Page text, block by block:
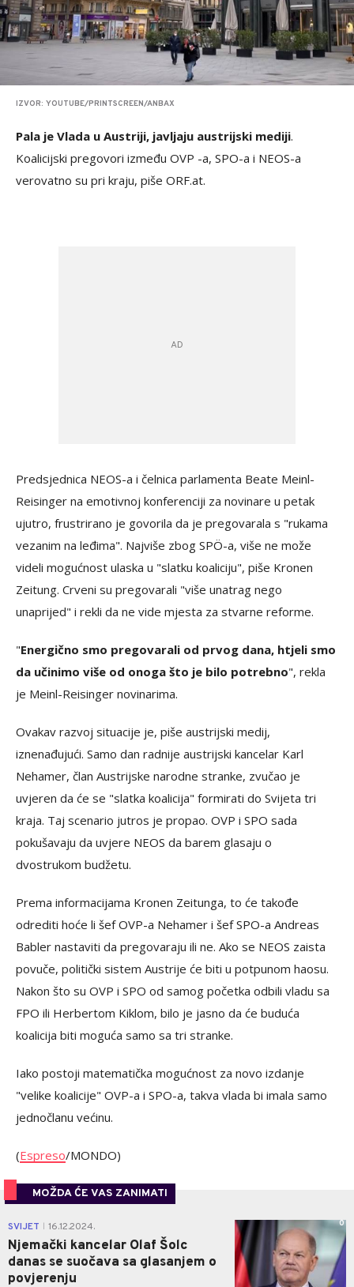
IZVOR: YOUTUBE/PRINTSCREEN/ANBAX
Pala je Vlada u Austriji, javljaju austrijski mediji.
Koalicijski pregovori između OVP -a, SPO-a i NEOS-a
verovatno su pri kraju, piše ORF.at.
Predsjednica NEOS-a i čelnica parlamenta Beate Meinl-
Reisinger na emotivnoj konferenciji za novinare u petak
ujutro, frustrirano je govorila da je pregovarala s "rukama
vezanim na leđima". Najviše zbog SPÖ-a, više ne može
videli mogućnost ulaska u "slatku koaliciju", piše Kronen
Zeitung. Crveni su pregovarali "više unatrag nego
unaprijed" i rekli da ne vide mjesta za stvarne reforme.
"Energično smo pregovarali od prvog dana, htjeli smo
da učinimo više od onoga što je bilo potrebno", rekla
je Meinl-Reisinger novinarima.
Ovakav razvoj situacije je, piše austrijski medij,
iznenađujući. Samo dan radnije austrijski kancelar Karl
Nehamer, član Austrijske narodne stranke, zvučao je
uvjeren da će se "slatka koalicija" formirati do Svijeta tri
kraja. Taj scenario jutros je propao. OVP i SPO sada
pokušavaju da uvjere NEOS da barem glasaju o
dvostrukom budžetu.
Prema informacijama Kronen Zeitunga, to će takođe
odrediti hoće li šef OVP-a Nehamer i šef SPO-a Andreas
Babler nastaviti da pregovaraju ili ne. Ako se NEOS zaista
povuče, politički sistem Austrije će biti u potpunom haosu.
Nakon što su OVP i SPO od samog početka odbili vladu sa
FPO ili Herbertom Kiklom, bilo je jasno da će buduća
koalicija biti moguća samo sa tri stranke.
Iako postoji matematička mogućnost za novo izdanje
"velike koalicije" OVP-a i SPO-a, takva vlada bi imala samo
jednočlanu većinu.
(Espreso/MONDO)
MOŽDA ĆE VAS ZANIMATI
SVIJET 16.12.2024.
Njemački kancelar Olaf Šolc
danas se suočava sa glasanjem o
povjerenju
0